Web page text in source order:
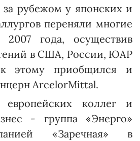
рубежом у японских и
переняли многие
года, осущест­вив
в США, России, ЮАР
этому приобщился и
ArcelorMittal.
коллег и
- группа «Энерго»
«Заречная» в